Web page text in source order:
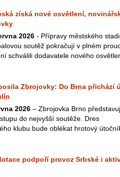
získá nové osvětlení,
2026 - Přípravy městského
soutěž pokračují v plném
schválili dodavatele nového
Zbrojovky: Do Brna přichází
2026 – Zbrojovka Brno
do nejvyšší soutěže. Dres
klubu bude oblékat hrotový
podpoří provoz Srbské i